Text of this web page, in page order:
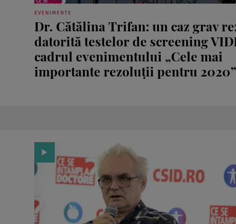
EVENIMENTE
Dr. Cătălina Trifan: un caz grav
datorită testelor de screening
cadrul evenimentului „Cele mai
importante rezoluţii pentru 2020”